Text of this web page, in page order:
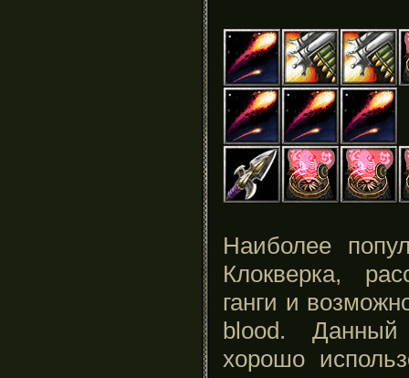
Наиболее
Клокверка,
ганги и
blood. Данный
хорошо